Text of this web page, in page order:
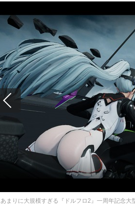
あまりに大規模すぎる『ドルフロ2』一周年記念